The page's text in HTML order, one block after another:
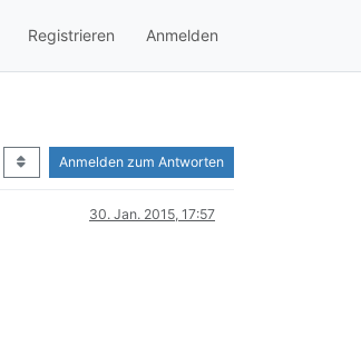
Registrieren Anmelden
Anmelden zum Antworten
30. Jan. 2015, 17:57